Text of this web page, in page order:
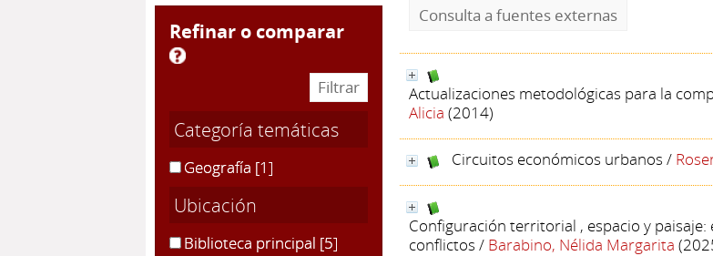
Consulta a fuentes externas
Actualizaciones metodológicas para la
Alicia (2014)
Circuitos económicos urbanos /
Configuración territorial , espacio y
conflictos / Barabino, Nélida Margarita
refinar o comparar
Categoría temáticas
Geografía [1]
Ubicación
Biblioteca principal [5]